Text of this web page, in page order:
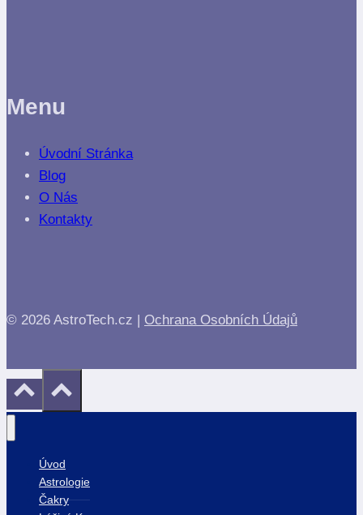
Menu
Úvodní Stránka
Blog
O Nás
Kontakty
© 2026 AstroTech.cz | Ochrana Osobních Údajů
Úvod
Astrologie
Čakry